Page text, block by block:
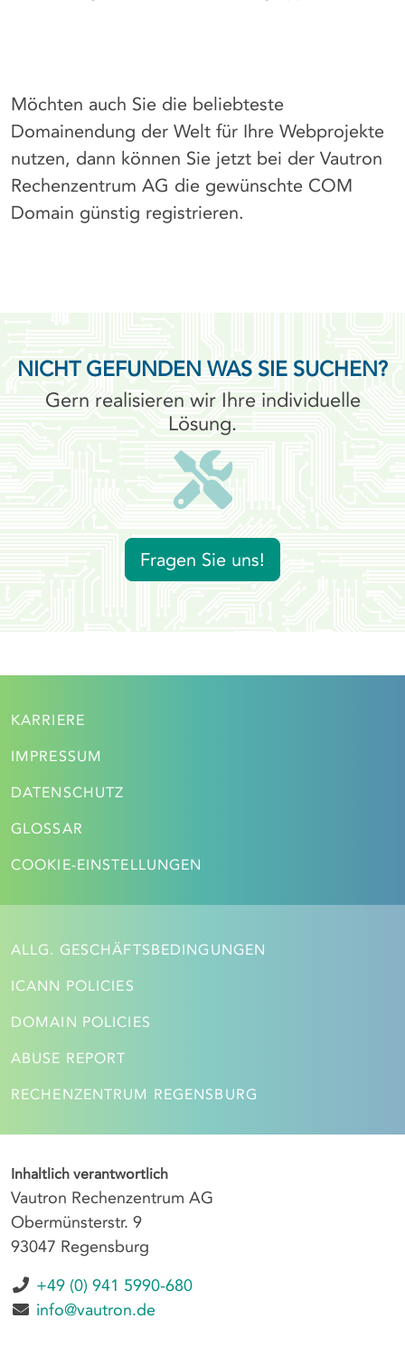
Möchten auch Sie die beliebteste
Domainendung der Welt für Ihre Webprojekte
nutzen, dann können Sie jetzt bei der Vautron
Rechenzentrum AG die gewünschte COM
Domain günstig registrieren.
NICHT GEFUNDEN WAS SIE SUCHEN?
Gern realisieren wir Ihre individuelle
Lösung.
Fragen Sie uns!
KARRIERE
IMPRESSUM
DATENSCHUTZ
GLOSSAR
COOKIE-EINSTELLUNGEN
ALLG. GESCHÄFTSBEDINGUNGEN
ICANN POLICIES
DOMAIN POLICIES
ABUSE REPORT
RECHENZENTRUM REGENSBURG
Inhaltlich verantwortlich
Vautron Rechenzentrum AG
Obermünsterstr. 9
93047 Regensburg
+49 (0) 941 5990-680
info@vautron.de